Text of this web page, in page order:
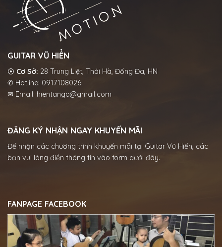
GUITAR VŨ HIỂN
⦿ Cơ Sở: 28 Trung Liệt, Thái Hà, Đống Đa, HN
✆ Hotline: 0917108026
✉ Email: hientango@gmail.com
ĐĂNG KÝ NHẬN NGAY KHUYẾN MÃI
Để nhận các chương trình khuyến mãi tại Guitar Vũ Hiển, các
bạn vui lòng điền thông tin vào form dưới đây.
FANPAGE FACEBOOK